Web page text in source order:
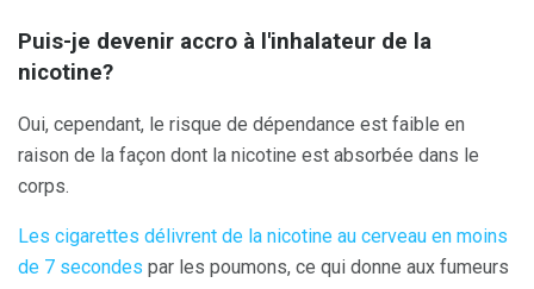
Puis-je devenir accro à l'inhalateur de la
nicotine?
Oui, cependant, le risque de dépendance est faible en
raison de la façon dont la nicotine est absorbée dans le
corps.
Les cigarettes délivrent de la nicotine au cerveau en moins
de 7 secondes par les poumons, ce qui donne aux fumeurs